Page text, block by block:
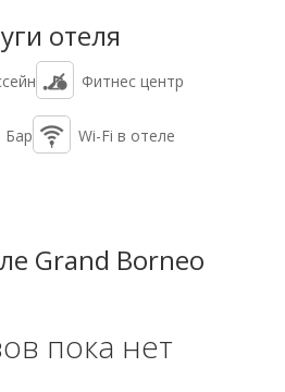
отеля
Фитнес центр
Бар Wi-Fi в отеле
Grand Borneo
пока нет